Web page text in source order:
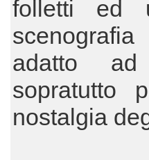
folletti ed
adatto
sopratutto
nostalgia